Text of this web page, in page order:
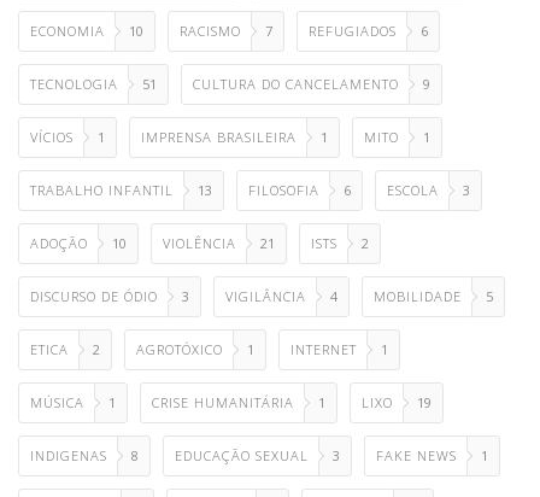
ECONOMIA 10 RACISMO 7 REFUGIADOS 6
TECNOLOGIA 51 CULTURA DO CANCELAMENTO 9
VÍCIOS 1 IMPRENSA BRASILEIRA 1 MITO 1
TRABALHO INFANTIL 13 FILOSOFIA 6 ESCOLA 3
ADOÇÃO 10 VIOLÊNCIA 21 ISTS 2
DISCURSO DE ÓDIO 3 VIGILÂNCIA 4 MOBILIDADE 5
ETICA 2 AGROTÓXICO 1 INTERNET 1
MÚSICA 1 CRISE HUMANITÁRIA 1 LIXO 19
INDIGENAS 8 EDUCAÇÃO SEXUAL 3 FAKE NEWS 1